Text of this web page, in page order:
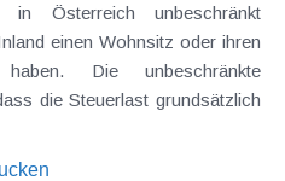
unbeschränkt
die Steuerlast grundsätzlich